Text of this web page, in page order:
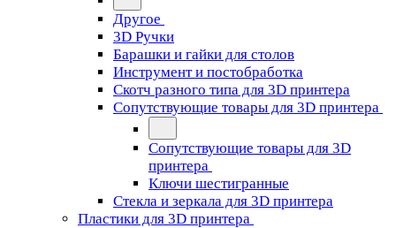
Другое
3D Ручки
Барашки и гайки для столов
Инструмент и постобработка
Скотч разного типа для 3D принтера
Сопутствующие товары для 3D принтера
Сопутствующие товары для 3D
принтера
Ключи шестигранные
Стекла и зеркала для 3D принтера
Пластики для 3D принтера